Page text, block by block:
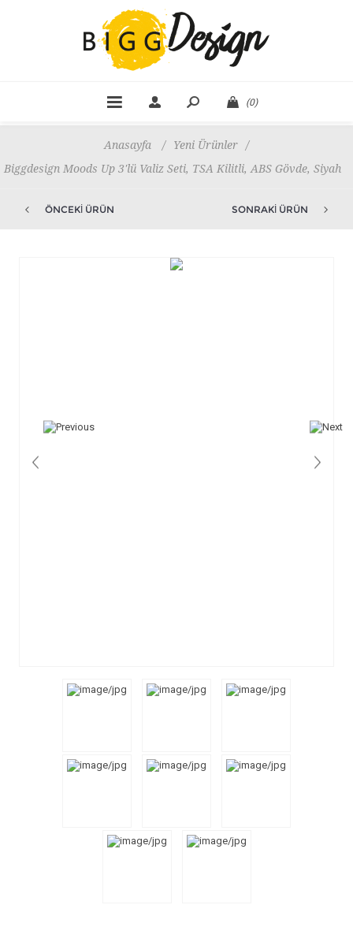
(0)
Anasayfa / Yeni Ürünler
/
Biggdesign Moods Up 3'lü Valiz Seti, TSA Kilitli, ABS Gövde, Siyah
ÖNCEKI ÜRÜN SONRAKI ÜRÜN